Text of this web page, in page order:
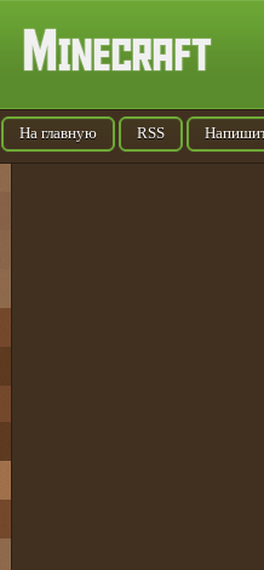
На главную RSS